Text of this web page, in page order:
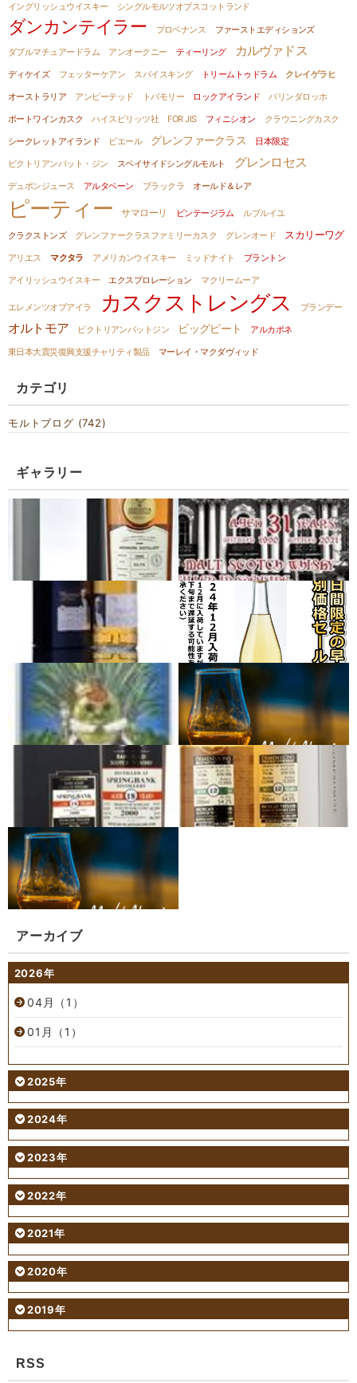
イングリッシュウイスキー
シングルモルツオブスコットランド
ダンカンテイラー プロベナンス
ファーストエディションズ
ダブルマチュアードラム
アンオークニー ティーリング カルヴァドス
ディケイズ フェッターケアン スパイスキング トリームトゥドラム
クレイゲラヒ
オーストラリア
アンピーテッド トバモリー ロックアイランド
バリンダロッホ
ポートワインカスク
ハイスピリッツ社 FOR JIS フィニシオン
クラウニングカスク
シークレットアイランド
ビエール グレンファークラス
日本限定
ビクトリアンバット・ジン
スペイサイドシングルモルト グレンロセス
デュポンジュース アルタベーン ブラックラ オールド＆レア
ピーティー サマローリ ビンテージラム
ルブルイユ
クラクストンズ
グレンファークラスファミリーカスク グレンオード スカリーワグ
アリエス マクタラ アメリカンウイスキー ミッドナイト
ブラントン
アイリッシュウイスキー
エクスプロレーション マクリームーア
エレメンツオブアイラ カスクストレングス ブランデー
オルトモア ビクトリアンバットジン ビッグピート
アルカポネ
東日本大震災復興支援チャリティ製品
マーレイ・マクダヴィッド
カテゴリ
モルトブログ (742)
ギャラリー
アーカイブ
2026年
04月（1）
01月（1）
2025年
2024年
2023年
2022年
2021年
2020年
2019年
RSS